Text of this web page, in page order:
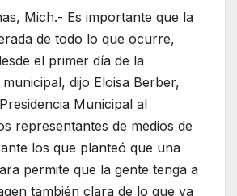
Mich.- Es importante que la
de todo lo que ocurre,
el primer día de la
dijo Eloisa Berber,
Municipal al
representantes de medios de
los que planteó que una
permite que la gente tenga a
también clara de lo que va